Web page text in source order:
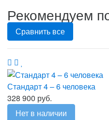
Рекомендуем
Сравнить все
Стандарт 4 – 6 человека
328 900 руб.
Нет в наличии